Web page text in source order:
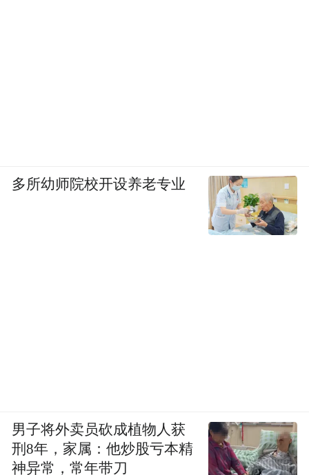
还有一名从事生物医学的科学家表示，这压
根都没法用Fable工作，因为诠释违禁词。
多所幼师院校开设养老专业
男子将外卖员砍成植物人获
刑8年，家属：他炒股亏本精
神异常，常年带刀